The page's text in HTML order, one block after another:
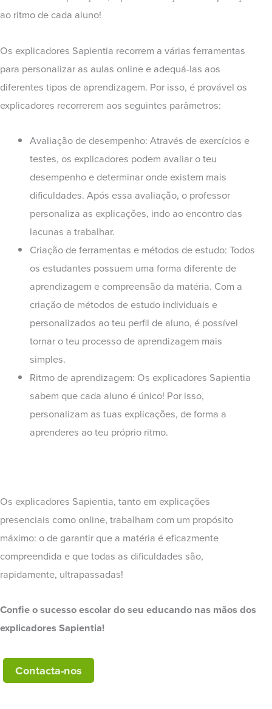
ao ritmo de cada aluno!
Os explicadores Sapientia recorrem a várias ferramentas
para personalizar as aulas online e adequá-las aos
diferentes tipos de aprendizagem. Por isso, é provável os
explicadores recorrerem aos seguintes parâmetros:
Avaliação de desempenho: Através de exercícios e
testes, os explicadores podem avaliar o teu
desempenho e determinar onde existem mais
dificuldades. Após essa avaliação, o professor
personaliza as explicações, indo ao encontro das
lacunas a trabalhar.
Criação de ferramentas e métodos de estudo: Todos
os estudantes possuem uma forma diferente de
aprendizagem e compreensão da matéria. Com a
criação de métodos de estudo individuais e
personalizados ao teu perfil de aluno, é possível
tornar o teu processo de aprendizagem mais
simples.
Ritmo de aprendizagem: Os explicadores Sapientia
sabem que cada aluno é único! Por isso,
personalizam as tuas explicações, de forma a
aprenderes ao teu próprio ritmo.
Os explicadores Sapientia, tanto em explicações
presenciais como online, trabalham com um propósito
máximo: o de garantir que a matéria é eficazmente
compreendida e que todas as dificuldades são,
rapidamente, ultrapassadas!
Confie o sucesso escolar do seu educando nas mãos dos
explicadores Sapientia!
Contacta-nos